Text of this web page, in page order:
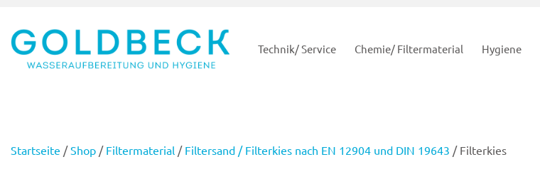
Technik/ Service Chemie/ Filtermaterial Hygiene
Startseite /Shop / Filtermaterial / Filtersand / Filterkies nach EN 12904 und DIN 19643 / Filterkies